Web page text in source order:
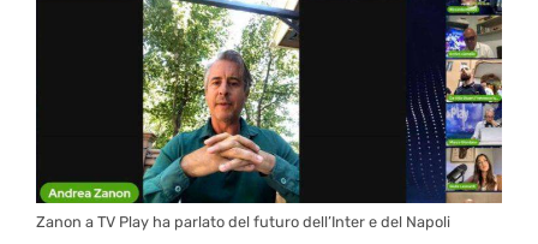
Zanon a TV Play ha parlato del futuro dell’Inter e del Napoli